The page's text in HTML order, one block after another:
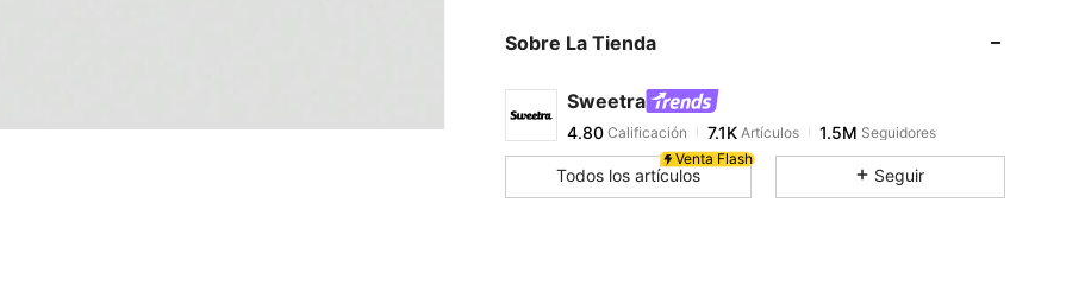
Sobre La Tienda
Sweetra
4.80
4.80 Calificación 7.1K
t***opagó Hace 3 horas
4.80
Venta Flash
Todos los artículos Seguir